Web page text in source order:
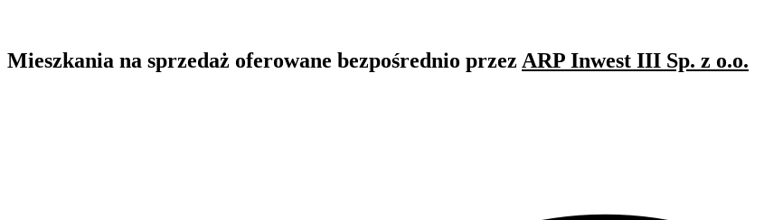
Mieszkania na sprzedaż oferowane bezpośrednio przez ARP Inwest III Sp. z o.o.